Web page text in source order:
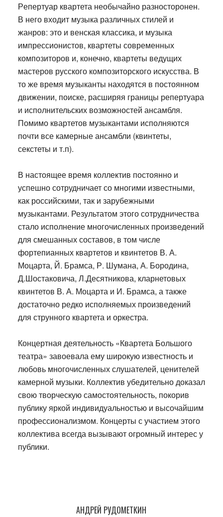
Репертуар квартета необычайно разносторонен.
В него входит музыка различных стилей и
жанров: это и венская классика, и музыка
импрессионистов, квартеты современных
композиторов и, конечно, квартеты ведущих
мастеров русского композиторского искусства. В
то же время музыканты находятся в постоянном
движении, поиске, расширяя границы репертуара
и исполнительских возможностей ансамбля.
Помимо квартетов музыкантами исполняются
почти все камерные ансамбли (квинтеты,
секстеты и т.п).
В настоящее время коллектив постоянно и
успешно сотрудничает со многими известными,
как российскими, так и зарубежными
музыкантами. Результатом этого сотрудничества
стало исполнение многочисленных произведений
для смешанных составов, в том числе
фортепианных квартетов и квинтетов В. А.
Моцарта, Й. Брамса, Р. Шумана, А. Бородина,
Д.Шостаковича, Л.Десятникова, кларнетовых
квинтетов В. А. Моцарта и И. Брамса, а также
достаточно редко исполняемых произведений
для струнного квартета и оркестра.
Концертная деятельность «Квартета Большого
театра» завоевала ему широкую известность и
любовь многочисленных слушателей, ценителей
камерной музыки. Коллектив убедительно доказал
свою творческую самостоятельность, покорив
публику яркой индивидуальностью и высочайшим
профессионализмом. Концерты с участием этого
коллектива всегда вызывают огромный интерес у
публики.
АНДРЕЙ РУДОМЕТКИН